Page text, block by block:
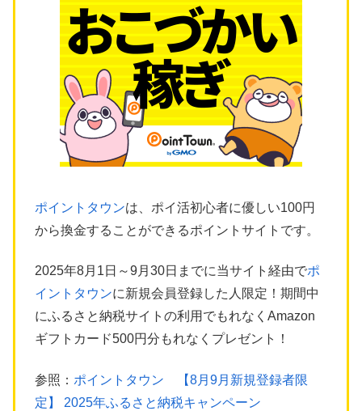
ポイントタウンは、ポイ活初心者に優しい100円
から換金することができるポイントサイトです。
2025年8月1日～9月30日までに当サイト経由でポ
イントタウンに新規会員登録した人限定！期間中
にふるさと納税サイトの利用でもれなくAmazon
ギフトカード500円分もれなくプレゼント！
参照： ポイントタウン 【8月9月新規登録者限
定】 2025年ふるさと納税キャンペーン